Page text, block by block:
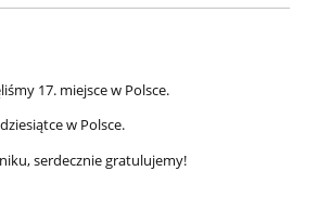
17. miejsce w Polsce.
w Polsce.
serdecznie gratulujemy!